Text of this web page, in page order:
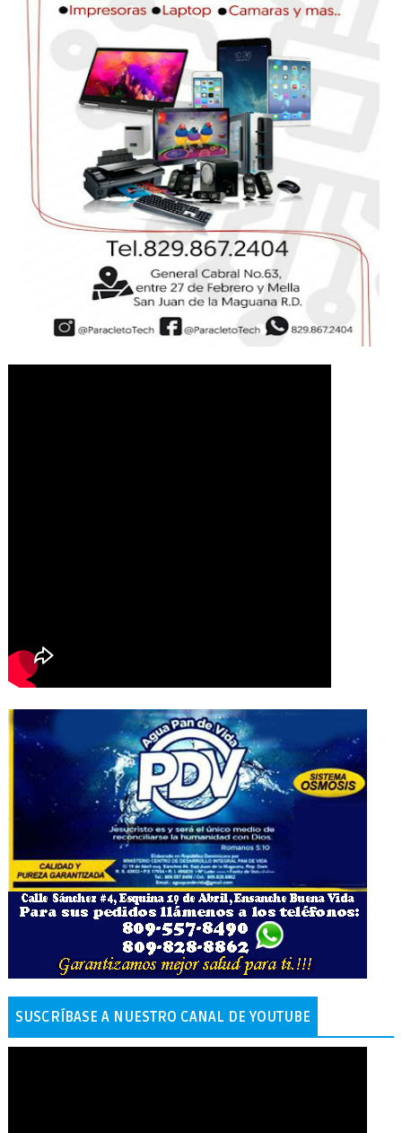
SUSCRÍBASE A NUESTRO CANAL DE YOUTUBE